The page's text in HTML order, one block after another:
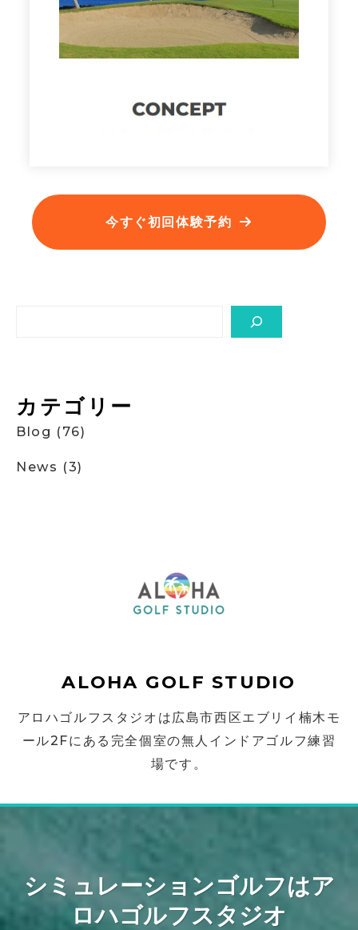
今すぐ初回体験予約
カテゴリー
Blog (76)
News (3)
ALOHA GOLF STUDIO
アロハゴルフスタジオは広島市西区エブリイ楠木モ
ール2Fにある完全個室の無人インドアゴルフ練習
場です。
シミュレーションゴルフはア
ロハゴルフスタジオ